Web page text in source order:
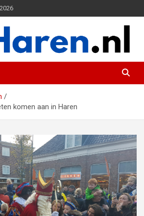
komen aan in Haren